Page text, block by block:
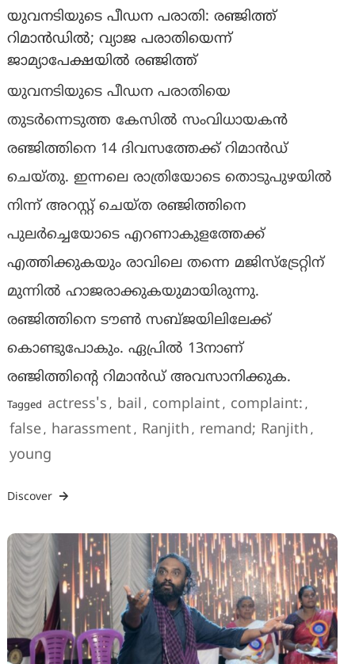
യുവനടിയുടെ പീഡന പരാതി: രഞ്ജിത്ത്
റിമാന്‍ഡില്‍; വ്യാജ പരാതിയെന്ന്
ജാമ്യാപേക്ഷയില്‍ രഞ്ജിത്ത്
യുവനടിയുടെ പീഡന പരാതിയെ
തുടര്‍ന്നെടുത്ത കേസില്‍ സംവിധായകന്‍
രഞ്ജിത്തിനെ 14 ദിവസത്തേക്ക് റിമാന്‍ഡ്
ചെയ്തു. ഇന്നലെ രാത്രിയോടെ തൊടുപുഴയില്‍
നിന്ന് അറസ്റ്റ് ചെയ്ത രഞ്ജിത്തിനെ
പുലര്‍ച്ചെയോടെ എറണാകുളത്തേക്ക്
എത്തിക്കുകയും രാവിലെ തന്നെ മജിസ്‌ട്രേറ്റിന്
മുന്നില്‍ ഹാജരാക്കുകയുമായിരുന്നു.
രഞ്ജിത്തിനെ ടൗണ്‍ സബ്ജയിലിലേക്ക്
കൊണ്ടുപോകും. ഏപ്രില്‍ 13നാണ്
രഞ്ജിത്തിന്റെ റിമാന്‍ഡ് അവസാനിക്കുക.
Tagged actress's , bail , complaint , complaint: ,
false, harassment , Ranjith , remand; Ranjith ,
young
Discover